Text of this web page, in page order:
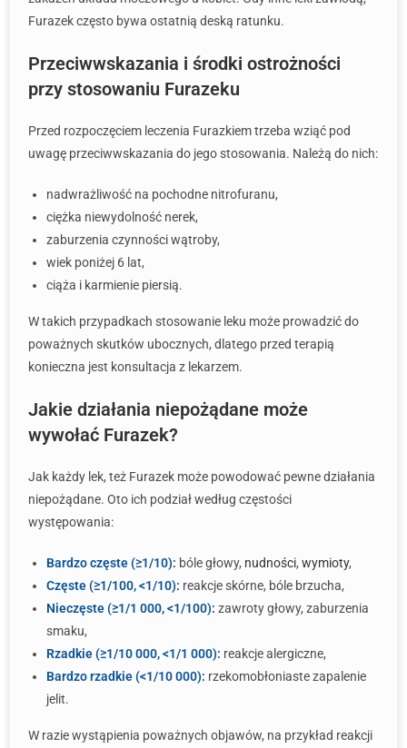
Furazek często bywa ostatnią deską ratunku.
Przeciwwskazania i środki ostrożności
przy stosowaniu Furazeku
Przed rozpoczęciem leczenia Furazkiem trzeba wziąć pod
uwagę przeciwwskazania do jego stosowania. Należą do nich:
nadwrażliwość na pochodne nitrofuranu,
ciężka niewydolność nerek,
zaburzenia czynności wątroby,
wiek poniżej 6 lat,
ciąża i karmienie piersią.
W takich przypadkach stosowanie leku może prowadzić do
poważnych skutków ubocznych, dlatego przed terapią
konieczna jest konsultacja z lekarzem.
Jakie działania niepożądane może
wywołać Furazek?
Jak każdy lek, też Furazek może powodować pewne działania
niepożądane. Oto ich podział według częstości
występowania:
Bardzo częste (≥1/10): bóle głowy, nudności, wymioty,
Częste (≥1/100, <1/10): reakcje skórne, bóle brzucha,
Nieczęste (≥1/1 000, <1/100): zawroty głowy, zaburzenia
smaku,
Rzadkie (≥1/10 000, <1/1 000): reakcje alergiczne,
Bardzo rzadkie (<1/10 000): rzekomobłoniaste zapalenie
jelit.
W razie wystąpienia poważnych objawów, na przykład reakcji